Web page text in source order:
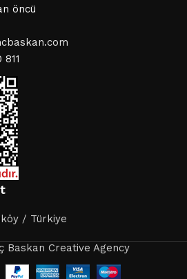
öncü
/ Türkiye
Baskan Creative Agency